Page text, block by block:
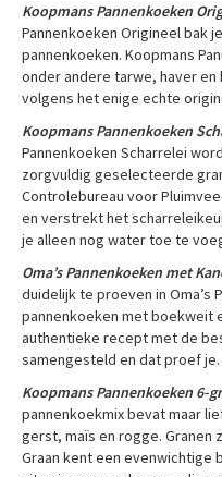
Koopmans Pannenkoeken
Pannenkoeken Origineel bak
pannenkoeken. Koopmans
onder andere tarwe, haver
volgens het enige echte
Koopmans Pannenkoeken
Pannenkoeken Scharrelei
zorgvuldig geselecteerde
Controlebureau voor
en verstrekt het
je alleen nog water toe te
Oma’s Pannenkoeken met
duidelijk te proeven in Oma’s
pannenkoeken met boekweit
authentieke recept met de
samengesteld en dat proef je.
Koopmans Pannenkoeken 6-
pannenkoekmix bevat maar
gerst, maïs en rogge. Granen
Graan kent een evenwichtige